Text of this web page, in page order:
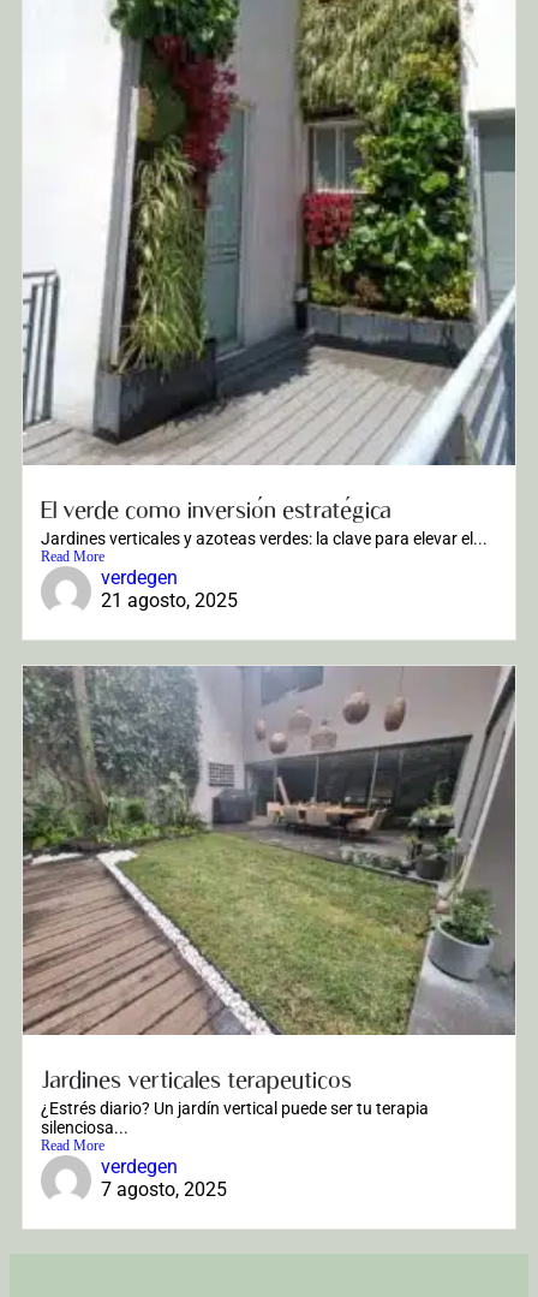
El verde como inversión estratégica
Jardines verticales y azoteas verdes: la clave para elevar el...
Read More
verdegen
21 agosto, 2025
Jardines verticales terapeuticos
¿Estrés diario? Un jardín vertical puede ser tu terapia
silenciosa...
Read More
verdegen
7 agosto, 2025